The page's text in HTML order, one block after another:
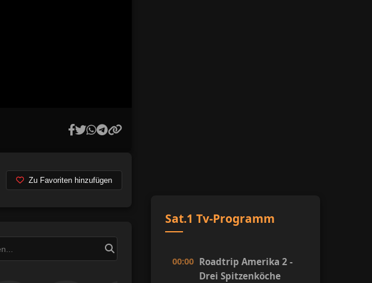
Zu Favoriten hinzufügen
Sat.1 Tv-Programm
00:00 Roadtrip Amerika 2 -
Drei Spitzenköche